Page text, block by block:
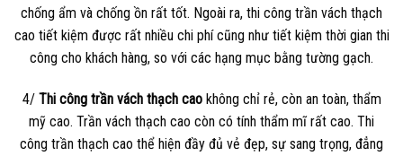
chống ẩm và chống ồn rất tốt. Ngoài ra, thi công trần vách thạch
cao tiết kiệm được rất nhiều chi phí cũng như tiết kiệm thời gian thi
công cho khách hàng, so với các hạng mục bằng tường gạch.
4/ Thi công trần vách thạch caokhông chỉ rẻ, còn an toàn, thẩm
mỹ cao. Trần vách thạch cao còn có tính thẩm mĩ rất cao. Thi
công trần thạch cao thể hiện đầy đủ vẻ đẹp, sự sang trọng, đẳng